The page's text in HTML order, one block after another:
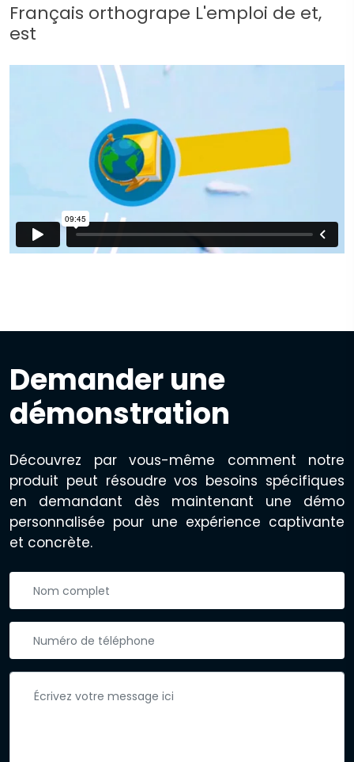
Français orthogrape L'emploi de et,
est
Demander une
démonstration
Découvrez par vous-même comment notre
produit peut résoudre vos besoins spécifiques
en demandant dès maintenant une démo
personnalisée pour une expérience captivante
et concrète.